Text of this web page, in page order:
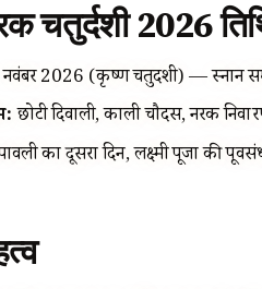
चतुर्दशी 2026
2026 (कृष्ण चतुर्दशी) — स्नान
छोटी दिवाली, काली चौदस, नरक
का दूसरा दिन, लक्ष्मी पूजा की